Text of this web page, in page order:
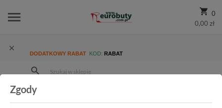
0
0,00 zł
DODATKOWY RABAT KOD: RABAT
Kolekcja damska
Baleriny
Zgody